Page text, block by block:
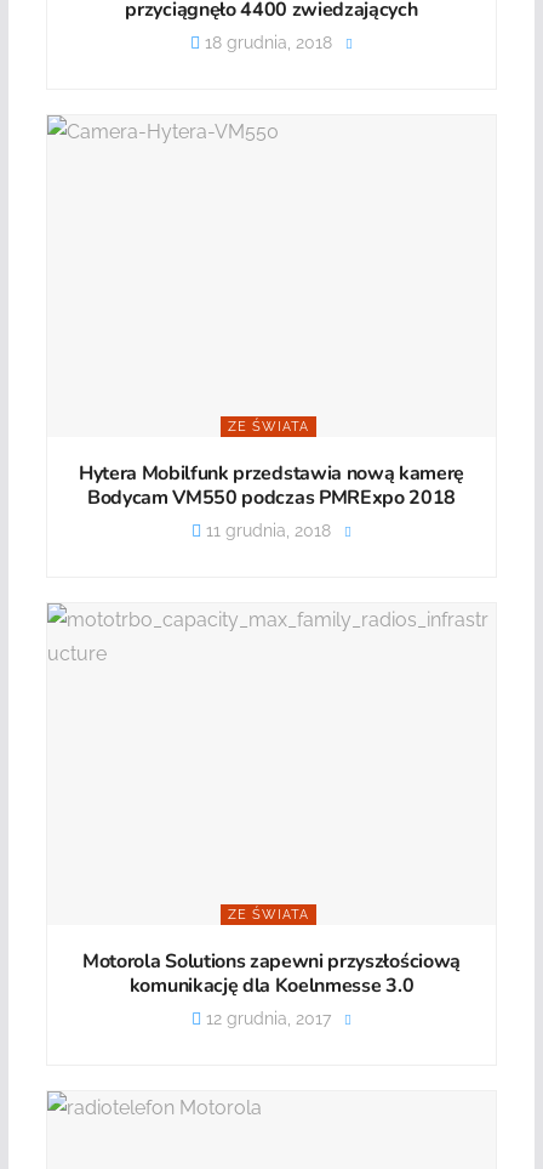
przyciągnęło 4400 zwiedzających
18 grudnia, 2018
ZE ŚWIATA
Hytera Mobilfunk przedstawia nową kamerę
Bodycam VM550 podczas PMRExpo 2018
11 grudnia, 2018
ZE ŚWIATA
Motorola Solutions zapewni przyszłościową
komunikację dla Koelnmesse 3.0
12 grudnia, 2017